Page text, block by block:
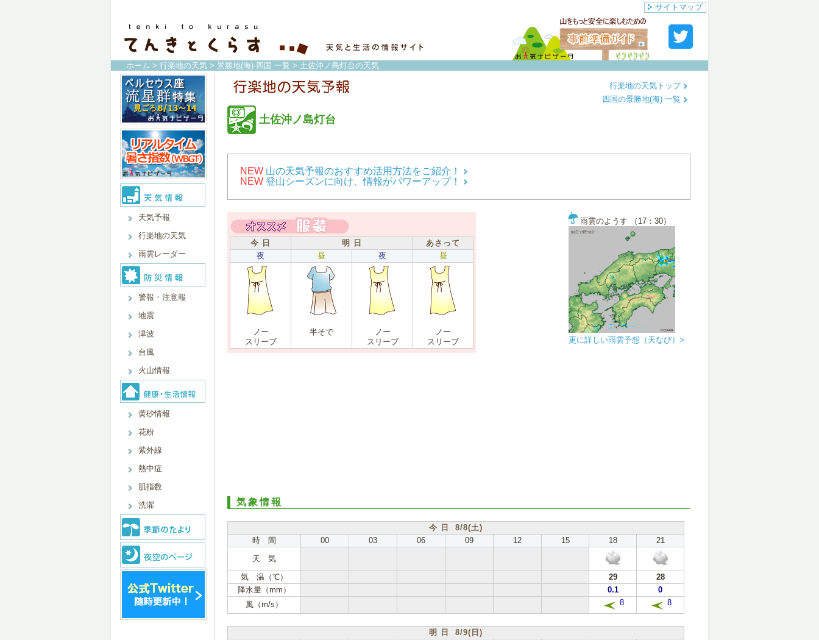
サイトマップ
ホーム > 行楽地の天気 > 景勝地(海)-四国 一覧 > 土佐沖ノ島灯台の天気
天気予報
行楽地の天気
雨雲レーダー
警報・注意報
地震
津波
台風
火山情報
黄砂情報
花粉
紫外線
熱中症
肌指数
洗濯
土佐沖ノ島灯台
行楽地の天気トップ
四国の景勝地(海) 一覧
NEW 山の天気予報のおすすめ活用方法をご紹介！
NEW 登山シーズンに向け、情報がパワーアップ！
今 日 明 日
あさって
夜
昼 夜 昼
ノー
スリーブ
半そで
ノー
スリーブ
ノー
スリーブ
雨雲のようす （17：30）
更に詳しい雨雲予想（天なび）>
気象情報
今 日 8/8(土)
時 間
00 03 06 09 12 15 18
21
天 気
気 温（℃）
29
28
降水量（mm）
0.1
0
風（m/s）
8 8
明 日 8/9(日)